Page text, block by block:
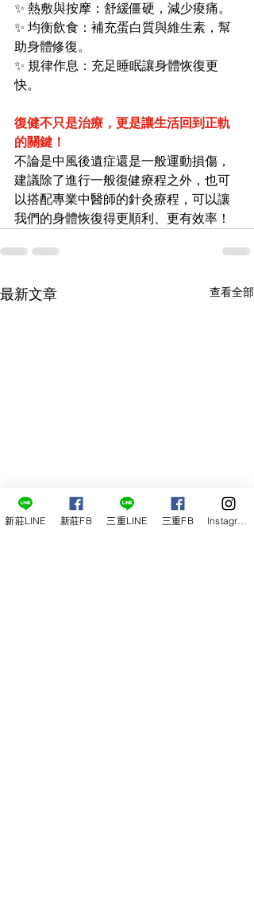
✨ 熱敷與按摩：舒緩僵硬，減少痠痛。
✨ 均衡飲食：補充蛋白質與維生素，幫
助身體修復。
✨ 規律作息：充足睡眠讓身體恢復更
快。
復健不只是治療，更是讓生活回到正軌
的關鍵！
不論是中風後遺症還是一般運動損傷，
建議除了進行一般復健療程之外，也可
以搭配專業中醫師的針灸療程，可以讓
我們的身體恢復得更順利、更有效率！
最新文章 查看全部
新莊LINE 新莊FB 三重LINE 三重FB